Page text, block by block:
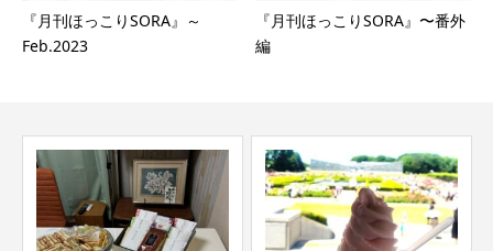
『月刊ほっこりSORA』～
Feb.2023
『月刊ほっこりSORA』〜番外
編